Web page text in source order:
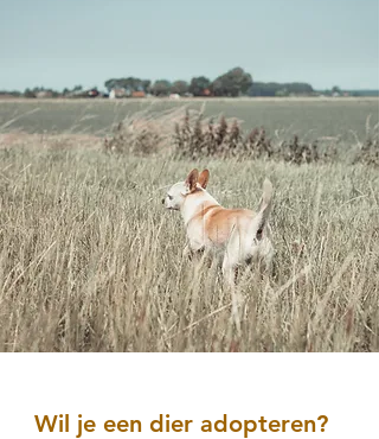
Wil je een dier adopteren?